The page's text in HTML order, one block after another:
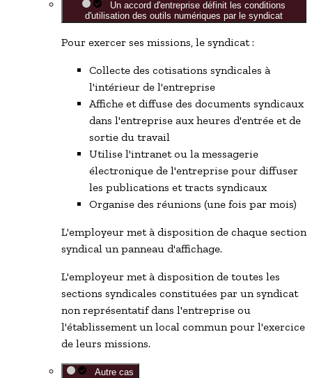
Un accord d'entreprise définit les conditions
d'utilisation des outils numériques par le syndicat
Pour exercer ses missions, le syndicat :
Collecte des cotisations syndicales à
l'intérieur de l'entreprise
Affiche et diffuse des documents syndicaux
dans l'entreprise aux heures d'entrée et de
sortie du travail
Utilise l'intranet ou la messagerie
électronique de l'entreprise pour diffuser
les publications et tracts syndicaux
Organise des réunions (une fois par mois)
L'employeur met à disposition de chaque section
syndical un panneau d'affichage.
L'employeur met à disposition de toutes les
sections syndicales constituées par un syndicat
non représentatifdans l'entreprise ou
l'établissement un local commun pour l'exercice
de leurs missions.
Autre cas